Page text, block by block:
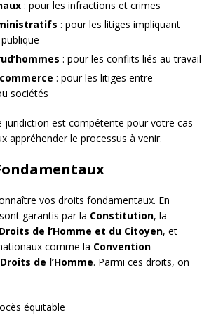
: pour les infractions et crimes
: pour les litiges impliquant
: pour les conflits liés au travail
: pour les litiges entre
sociétés
juridiction est compétente pour votre cas
appréhender le processus à venir.
vos droits fondamentaux. En
garantis par la Constitution, la
de l’Homme et du Citoyen, et
comme la Convention
de l’Homme. Parmi ces droits, on
équitable